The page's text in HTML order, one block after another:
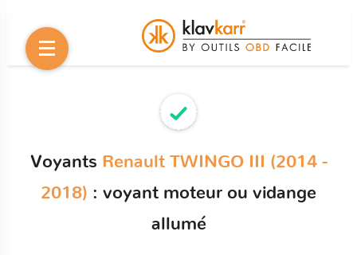
Voyants Renault TWINGO III (2014 -
2018) : voyant moteur ou vidange
allumé